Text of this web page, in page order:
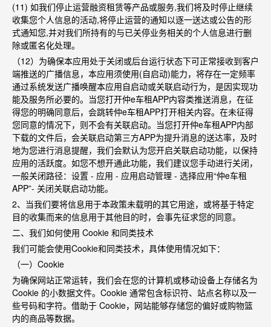
(11) 如我们停止运营融资租赁等产品或服务,我们将及时停止继续
收集您个人信息的活动,将停止运营的通知以逐一送达或公告的形
式通知您,并对我们所持有的与已关停业务相关的个人信息进行删
除或匿名化处理。
（12）为确保本应用处于关闭或后台运行状态下可正常接收到客户
端推送的广播信息，本应用须使用(自启动)能力，将存在一定频率
通过系统发送广播唤醒本应用自启动或关联启动行为，是因实现功
能及服务所必要的。当您打开仲e车租APP内容类推送消息，在征
得您的明确同意后，会跳转仲e车租APP打开相关内容。在未征得
您同意的情况下，则不会有关联启动。当您打开仲e车租APP内部
下载的文件后，会关联启动第三方APP为提升消息的送达率，及时
地为您进行消息提醒，我们会默认为您开启关联启动功能，以保持
应用的活跃度。如您不想开通此功能，我们建议您手动进行关闭，
一般关闭路径：设置 - 应用 - 应用启动管理 - 选择应用“仲e车租
APP”- 关闭关联启动功能。
2、当我们要将信息用于本政策未载明的其它用途，或将基于特定
目的收集而来的信息用于其他目的时，会事先征求您的同意。
二、我们如何使用 Cookie 和同类技术
我们可能会使用Cookie和同类技术，具体使用情况如下：
（一） Cookie
为确保网站正常运转，我们会在您的计算机或移动设备上存储名为
Cookie 的小数据文件。 Cookie 通常包含标识符、站点名称以及一
些号码和字符。借助于 Cookie，网站能够存储您的偏好或购物篮
内的商品等数据。